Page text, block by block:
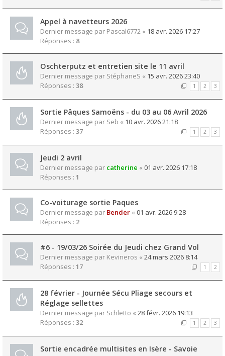
Appel à navetteurs 2026
Dernier message par Pascal6772 « 18 avr. 2026 17:27
Réponses : 8
Oschterputz et entretien site le 11 avril
Dernier message par StéphaneS « 15 avr. 2026 23:40
Réponses : 38 1 2 3
Sortie Pâques Samoëns - du 03 au 06 Avril 2026
Dernier message par Seb « 10 avr. 2026 21:18
Réponses : 37 1 2 3
Jeudi 2 avril
Dernier message par catherine « 01 avr. 2026 17:18
Réponses : 1
Co-voiturage sortie Paques
Dernier message par Bender « 01 avr. 2026 9:28
Réponses : 2
#6 - 19/03/26 Soirée du Jeudi chez Grand Vol
Dernier message par Kevineros « 24 mars 2026 8:14
Réponses : 17 1 2
28 février - Journée Sécu Pliage secours et
Réglage sellettes
Dernier message par Schletto « 28 févr. 2026 19:13
Réponses : 32 1 2 3
Sortie encadrée multisites en Isère - Savoie